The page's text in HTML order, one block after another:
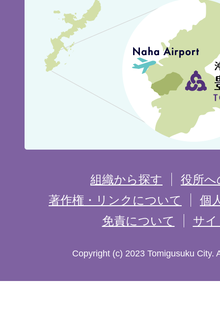
組織から探す
役所
著作権・リンクについて
個
免責について
サ
Copyright (c) 2023 Tomigusuku City.